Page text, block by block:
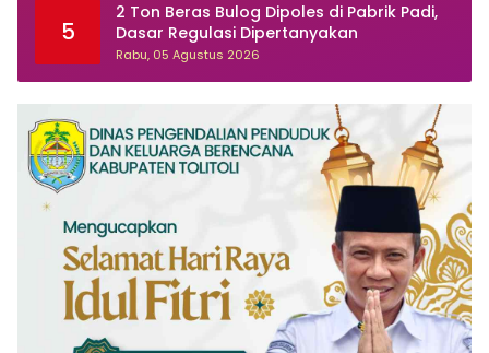
5
2 Ton Beras Bulog Dipoles di Pabrik Padi,
Dasar Regulasi Dipertanyakan
Rabu, 05 Agustus 2026